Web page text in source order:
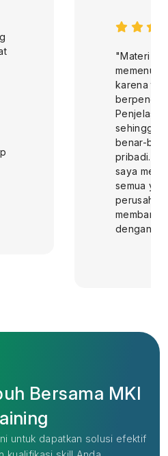
sangat
saya, terutama
sangat
bidang HR.
jelas dan aplikatif,
saya dapatkan
untuk saya
dari training ini,
untuk menerapkan
dipelajari di
Bersama MKI
untuk dapatkan solusi efektif